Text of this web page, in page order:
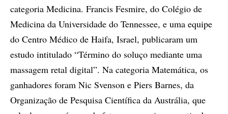
categoria Medicina. Francis Fesmire, do Colégio de
Medicina da Universidade do Tennessee, e uma equipe
do Centro Médico de Haifa, Israel, publicaram um
estudo intitulado “Término do soluço mediante uma
massagem retal digital”. Na categoria Matemática, os
ganhadores foram Nic Svenson e Piers Barnes, da
Organização de Pesquisa Científica da Austrália, que